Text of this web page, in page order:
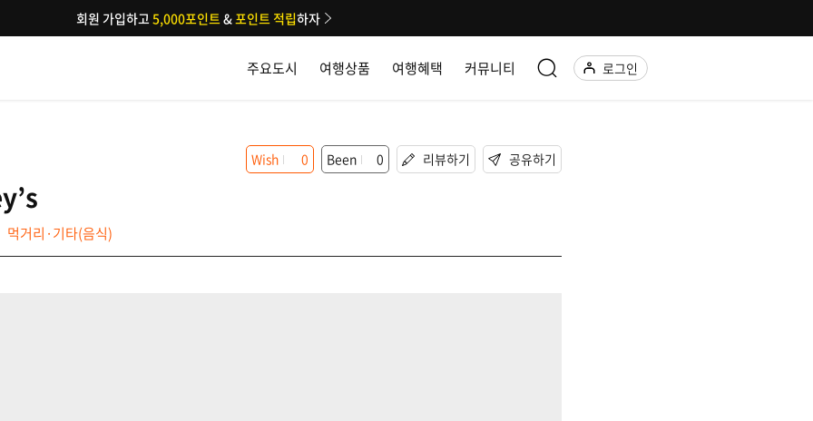
주요도시 여행상품 여행혜택 커뮤니티 로그인
회원 가입하고5,000포인트&포인트 적립하자
먹거리·기타(음식)
Wish 0 Been 0 리뷰하기 공유하기